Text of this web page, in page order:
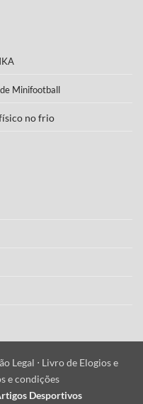
Minifootball
no frio
Legal ⋅ Livro de Elogios e
e condições
Desportivos